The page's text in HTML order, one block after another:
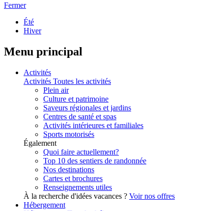
Fermer
Été
Hiver
Menu principal
Activités
Activités Toutes les activités
Plein air
Culture et patrimoine
Saveurs régionales et jardins
Centres de santé et spas
Activités intérieures et familiales
Sports motorisés
Également
Quoi faire actuellement?
Top 10 des sentiers de randonnée
Nos destinations
Cartes et brochures
Renseignements utiles
À la recherche d'idées vacances ? Voir nos offres
Hébergement